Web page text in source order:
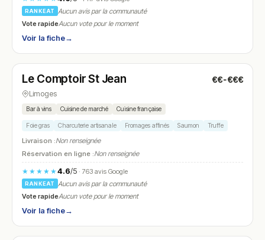
RANKEAT
Aucun avis par la communauté
Vote rapideAucun vote pour le moment
Voir la fiche→
N° 22
Le Comptoir St Jean €€-€€€
Limoges
Bar à vins Cuisine de marché Cuisine française
Foie gras Charcuterie artisanale Fromages affinés Saumon Truffe
Livraison :Non renseignée
Réservation en ligne :Non renseignée
★★★★★4.6/5· 763 avis Google
RANKEAT
Aucun avis par la communauté
Vote rapideAucun vote pour le moment
Voir la fiche→